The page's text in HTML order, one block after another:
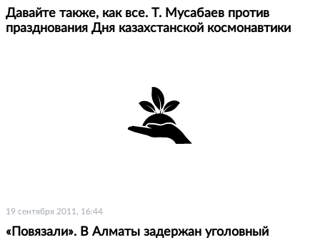
Давайте также, как все. Т. Мусабаев против
празднования Дня казахстанской космонавтики
19 сентября 2011, 16:44
«Повязали». В Алматы задержан уголовный